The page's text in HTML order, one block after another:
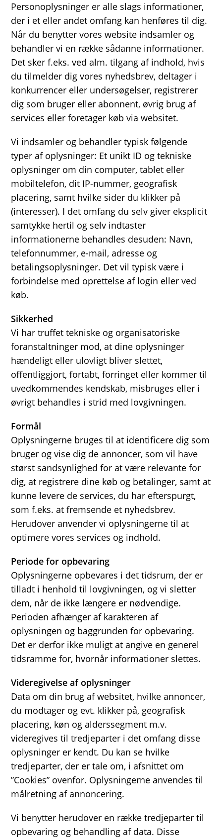
Personoplysninger er alle slags informationer,
der i et eller andet omfang kan henføres til dig.
Når du benytter vores website indsamler og
behandler vi en række sådanne informationer.
Det sker f.eks. ved alm. tilgang af indhold, hvis
du tilmelder dig vores nyhedsbrev, deltager i
konkurrencer eller undersøgelser, registrerer
dig som bruger eller abonnent, øvrig brug af
services eller foretager køb via websitet.
Vi indsamler og behandler typisk følgende
typer af oplysninger: Et unikt ID og tekniske
oplysninger om din computer, tablet eller
mobiltelefon, dit IP-nummer, geografisk
placering, samt hvilke sider du klikker på
(interesser). I det omfang du selv giver eksplicit
samtykke hertil og selv indtaster
informationerne behandles desuden: Navn,
telefonnummer, e-mail, adresse og
betalingsoplysninger. Det vil typisk være i
forbindelse med oprettelse af login eller ved
køb.
Sikkerhed
Vi har truffet tekniske og organisatoriske
foranstaltninger mod, at dine oplysninger
hændeligt eller ulovligt bliver slettet,
offentliggjort, fortabt, forringet eller kommer til
uvedkommendes kendskab, misbruges eller i
øvrigt behandles i strid med lovgivningen.
Formål
Oplysningerne bruges til at identificere dig som
bruger og vise dig de annoncer, som vil have
størst sandsynlighed for at være relevante for
dig, at registrere dine køb og betalinger, samt at
kunne levere de services, du har efterspurgt,
som f.eks. at fremsende et nyhedsbrev.
Herudover anvender vi oplysningerne til at
optimere vores services og indhold.
Periode for opbevaring
Oplysningerne opbevares i det tidsrum, der er
tilladt i henhold til lovgivningen, og vi sletter
dem, når de ikke længere er nødvendige.
Perioden afhænger af karakteren af
oplysningen og baggrunden for opbevaring.
Det er derfor ikke muligt at angive en generel
tidsramme for, hvornår informationer slettes.
Videregivelse af oplysninger
Data om din brug af websitet, hvilke annoncer,
du modtager og evt. klikker på, geografisk
placering, køn og alderssegment m.v.
videregives til tredjeparter i det omfang disse
oplysninger er kendt. Du kan se hvilke
tredjeparter, der er tale om, i afsnittet om
”Cookies” ovenfor. Oplysningerne anvendes til
målretning af annoncering.
Vi benytter herudover en række tredjeparter til
opbevaring og behandling af data. Disse